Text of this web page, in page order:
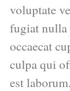
voluptate
fugiat nulla
occaecat
culpa qui
est laborum.